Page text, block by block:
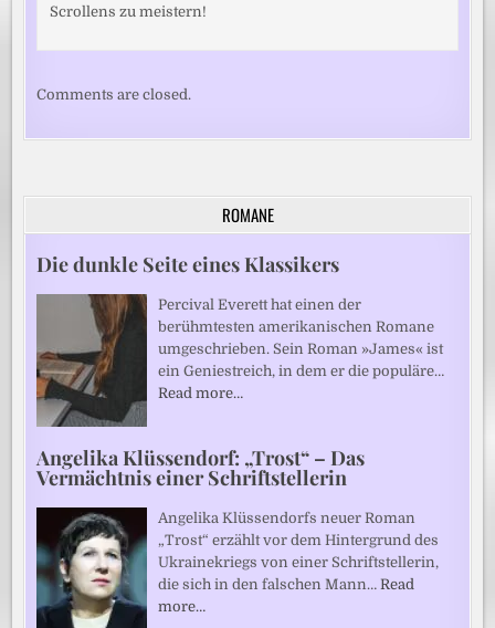
Scrollens zu meistern!
Comments are closed.
ROMANE
Die dunkle Seite eines Klassikers
Percival Everett hat einen der
berühmtesten amerikanischen Romane
umgeschrieben. Sein Roman »James« ist
ein Geniestreich, in dem er die populäre…
Read more…
Angelika Klüssendorf: „Trost“ – Das
Vermächtnis einer Schriftstellerin
Angelika Klüssendorfs neuer Roman
„Trost“ erzählt vor dem Hintergrund des
Ukrainekriegs von einer Schriftstellerin,
die sich in den falschen Mann…Read
more…